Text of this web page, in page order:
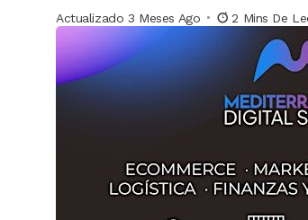
Actualizado 3 Meses Ago 2 Mins De